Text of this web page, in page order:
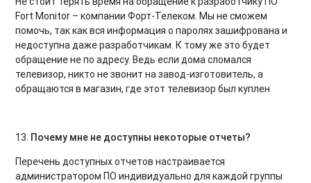
Fort Monitor – компании Форт-Телеком. Мы не сможем
помочь, так как вся информация о паролях зашифрована и
недоступна даже разработчикам. К тому же это будет
обращение не по адресу. Ведь если дома сломался
телевизор, никто не звонит на завод-изготовитель, а
обращаются в магазин, где этот телевизор был куплен
13. Почему мне не доступны некоторые отчеты?
Перечень доступных отчетов настраивается
администратором ПО индивидуально для каждой группы